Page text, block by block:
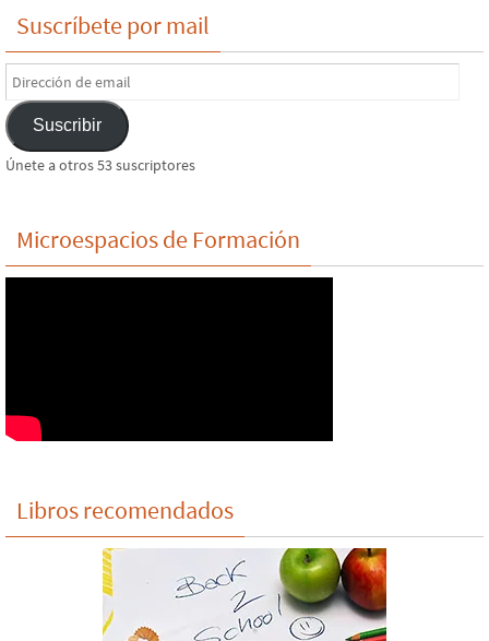
Suscríbete por mail
Dirección
de
emailSuscribir
Únete a otros 53 suscriptores
Microespacios de Formación
Libros recomendados